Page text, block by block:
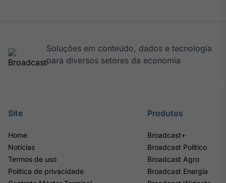
Soluções em conteúdo, dados e tecnologia
para diversos setores da economia
Site
Home
Notícias
Termos de uso
Política de privacidade
Produtos
Broadcast+
Broadcast Político
Broadcast Agro
Broadcast Energia